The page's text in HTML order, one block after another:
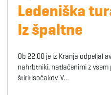
Ledeniška
Iz špaltne
Ob 22.00 je iz Kranja odpeljal
nahrbtniki, natlačenimi z
štiritisočakov. V…